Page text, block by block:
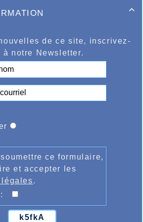
de l’autre cadet Fabio De Filippis
les 2.00.73 sur 800m de
DU CLUB ET L’ARGENT POUR
MARCHE MINIME

de ce site, inscrivez-
à notre Newsletter.
ce formulaire,
et accepter les
légales.
k5fkA